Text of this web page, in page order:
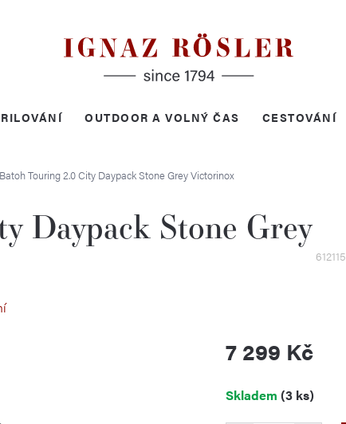
OUTDOOR A VOLNÝ ČAS CESTOVÁNÍ
Batoh Touring 2.0 City Daypack Stone GreyVictorinox
Daypack Stone Grey
612115
7 299 Kč
cena:
Skladem (3 ks)